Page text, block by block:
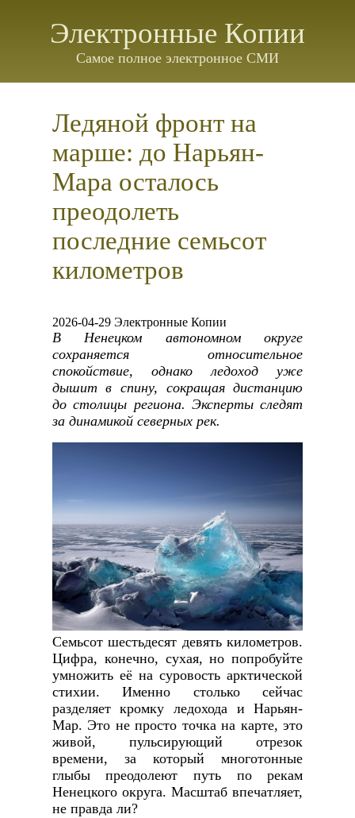
Электронные Копии
Самое полное электронное СМИ
Ледяной фронт на
марше: до Нарьян-
Мара осталось
преодолеть
последние семьсот
километров
2026-04-29 Электронные Копии
В Ненецком автономном округе
сохраняется относительное
спокойствие, однако ледоход уже
дышит в спину, сокращая дистанцию
до столицы региона. Эксперты следят
за динамикой северных рек.
Семьсот шестьдесят девять километров.
Цифра, конечно, сухая, но попробуйте
умножить её на суровость арктической
стихии. Именно столько сейчас
разделяет кромку ледохода и Нарьян-
Мар. Это не просто точка на карте, это
живой, пульсирующий отрезок
времени, за который многотонные
глыбы преодолеют путь по рекам
Ненецкого округа. Масштаб впечатляет,
не правда ли?